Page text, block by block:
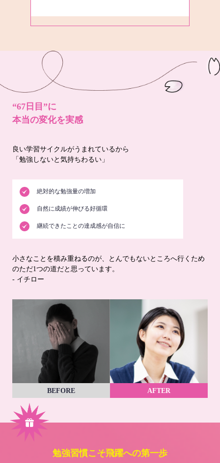
“67日目”に
本当の変化を実感
良い学習サイクルがうまれているから
「勉強しないと気持ちわるい」
絶対的な勉強量の増加
自然に成績が伸びる好循環
継続できたことの達成感が自信に
小さなことを積み重ねるのが、とんでもないところへ行くため
のただ1つの道だと思っています。
- イチロー
BEFORE AFTER
勉強習慣こそ飛躍への第一歩